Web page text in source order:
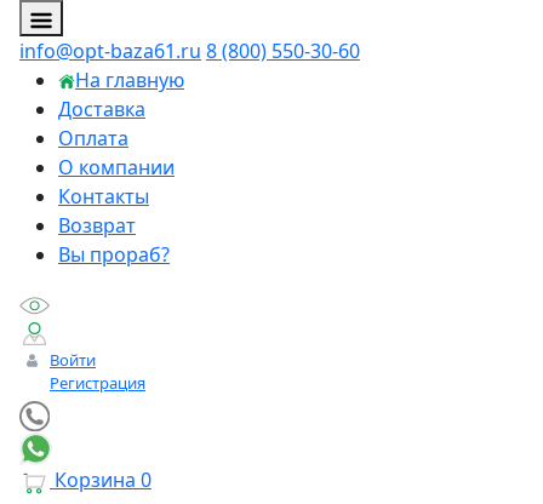
info@opt-baza61.ru 8 (800) 550-30-60
На главную
Доставка
Оплата
О компании
Контакты
Возврат
Вы прораб?
Войти
Регистрация
Корзина 0